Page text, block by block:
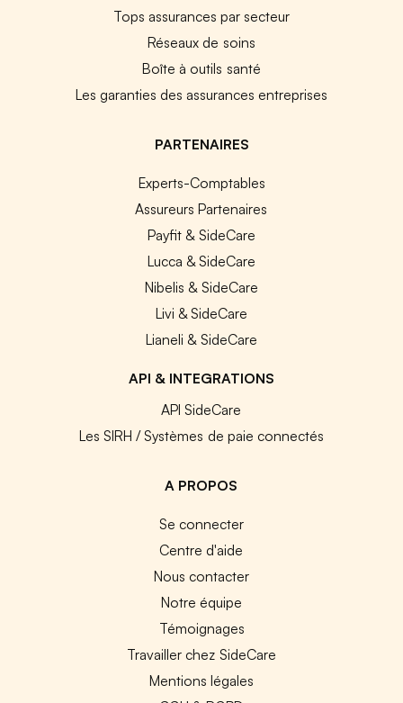
Tops assurances par secteur
Réseaux de soins
Boîte à outils santé
Les garanties des assurances entreprises
PARTENAIRES
Experts-Comptables
Assureurs Partenaires
Payfit & SideCare
Lucca & SideCare
Nibelis & SideCare
Livi & SideCare
Lianeli & SideCare
API & INTEGRATIONS
API SideCare
Les SIRH / Systèmes de paie connectés
A PROPOS
Se connecter
Centre d'aide
Nous contacter
Notre équipe
Témoignages
Travailler chez SideCare
Mentions légales